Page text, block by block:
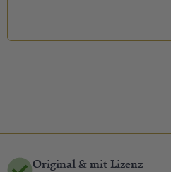
Original & mit Lizenz